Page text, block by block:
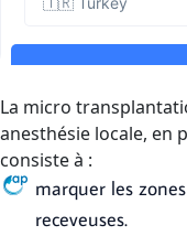
La micro
anesthésie locale, en
consiste à :
marquer les
receveuses.